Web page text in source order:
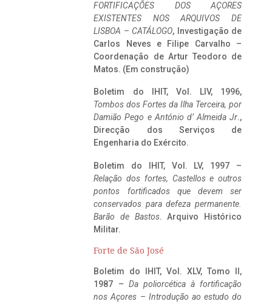
FORTIFICAÇÕES DOS AÇORES
EXISTENTES NOS ARQUIVOS DE
LISBOA – CATÁLOGO, Investigação de
Carlos Neves e Filipe Carvalho –
Coordenação de Artur Teodoro de
Matos. (Em construção)
Boletim do IHIT, Vol. LIV, 1996,
Tombos dos Fortes da Ilha Terceira, por
Damião Pego e António d’ Almeida Jr.,
Direcção dos Serviços de
Engenharia do Exército.
Boletim do IHIT, Vol. LV, 1997 –
Relação dos fortes, Castellos e outros
pontos fortificados que devem ser
conservados para defeza permanente.
Barão de Bastos. Arquivo Histórico
Militar.
Forte de São José
Boletim do IHIT, Vol. XLV, Tomo II,
1987 – Da poliorcética à fortificação
nos Açores – Introdução ao estudo do